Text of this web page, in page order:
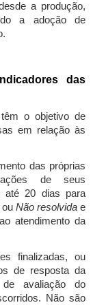
a produção,
a adoção de
das
têm o objetivo de
em relação às
das próprias
de seus
até 20 dias para
ou Não resolvida e
atendimento da
finalizadas, ou
de resposta da
avaliação do
Não são